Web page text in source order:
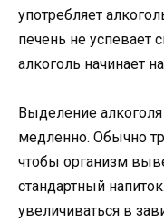
употребляет
печень не успевает
алкоголь начинает
Выделение
медленно. Обычно
чтобы организм
стандартный
увеличиваться в